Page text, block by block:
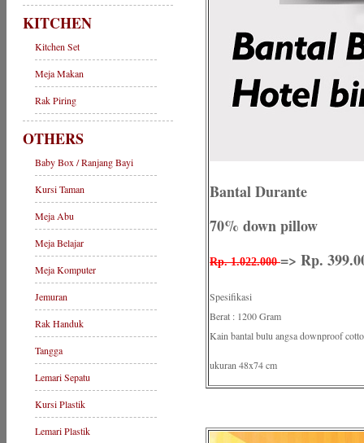
KITCHEN
Kitchen Set
Meja Makan
Rak Piring
OTHERS
Baby Box / Ranjang Bayi
Kursi Taman
Meja Abu
Meja Belajar
Meja Komputer
Jemuran
Rak Handuk
Tangga
Lemari Sepatu
Kursi Plastik
Lemari Plastik
Bantal Durante
70% down pillow
Rp. 1.022.000=> Rp.
Spesifikasi
Berat : 1200 Gram
Kain bantal bulu angsa downproof
ukuran 48x74 cm